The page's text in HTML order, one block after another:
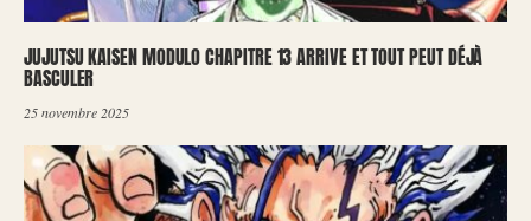
JUJUTSU KAISEN MODULO CHAPITRE 13 ARRIVE ET TOUT PEUT DÉJÀ
BASCULER
25 novembre 2025